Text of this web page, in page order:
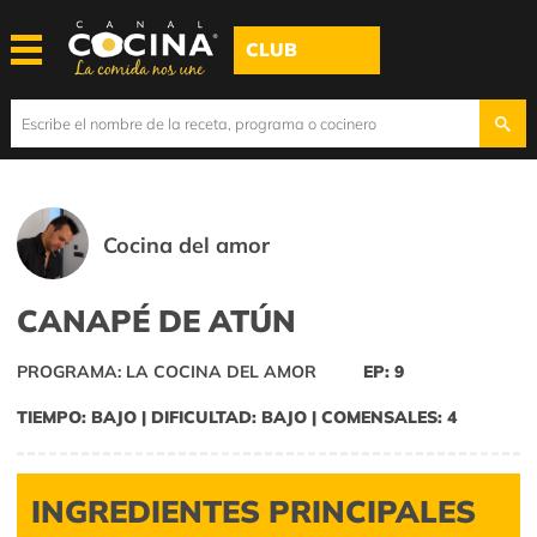
CLUB
Cocina del amor
CANAPÉ DE ATÚN
PROGRAMA: LA COCINA DEL AMOR EP: 9
TIEMPO: BAJO | DIFICULTAD: BAJO | COMENSALES: 4
INGREDIENTES PRINCIPALES